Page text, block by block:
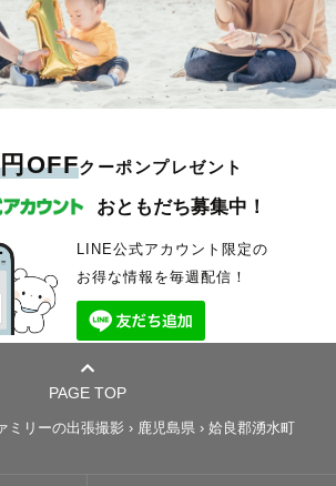
OFFクーポンプレゼント
おともだち募集中！
LINE公式アカウント限定の
お得な情報を毎週配信！
PAGE TOP
ミリーの出張撮影 › 鹿児島県 › 姶良郡湧水町